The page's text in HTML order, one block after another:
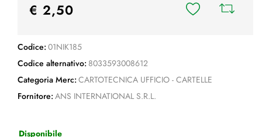
€ 2,50
Codice: 01NIK185
Codice alternativo: 8033593008612
Categoria Merc: CARTOTECNICA UFFICIO - CARTELLE
Fornitore: ANS INTERNATIONAL S.R.L.
Disponibile